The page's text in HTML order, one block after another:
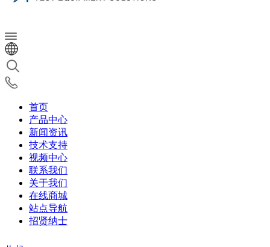
首页
产品中心
新闻资讯
技术支持
视频中心
联系我们
关于我们
在线商城
站点导航
招贤纳士